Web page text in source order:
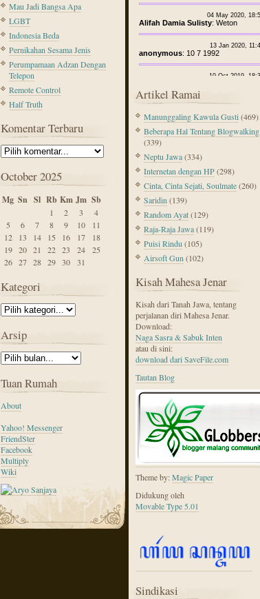
Mau Jadi Bangsa Apa
LGBT
Indonesia Beda
Pernikahan Sesama Jenis
Perumpamaan Adzan Dengan
Telepon
Remote Control
Half Truth
Komentar Terbaru
October 2025
Mg Sn Sl Rb Km Jm Sb
1 2 3
4
5
6 7 8 9 10
11
12
13 14 15 16 17
18
19 20 21 22 23 24
25
26 27 28 29 30 31
Kategori
Arsip
Tuan Rumah
About
Yahoo! Messenger
FriendSter
Facebook
Multiply
Wiki
Artikel Ramai
Manunggaling Kawula Gusti(469)
Beberapa Hal Tentang Blogwalking
(339)
Neptu Jawa(334)
Internetan dengan HP(298)
Cinta, Cinta Sejati, Soulmate(260)
Saridin (139)
Random Ayat(129)
Raja-Raja Jawa(119)
Puisi Rindu (105)
Airsoft Gun (102)
Kisah Mahesa Jenar
Kisah dari Tanah Jawa, tentang
perjalanan diri Mahesa Jenar.
Download:
Naga Sasra & Sabuk Inten
atau di sini:
download dari SaveFile.com
Tautan Blog
Theme by:Magic Paper
Didukung oleh
Movable Type 5.01
Sindikasi